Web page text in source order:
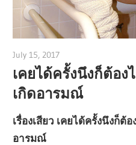
July 15, 2017
เคยได้ครั้งนึงก็ต้อ
เกิดอารมณ์
เรื่องเสียว เคยได้ครั้งนึงก็ต้
อารมณ์